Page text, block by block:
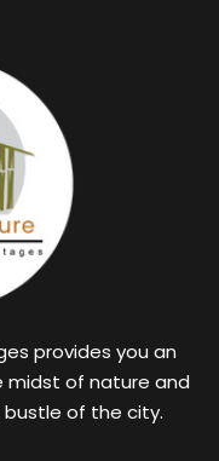
provides you an
of nature and
of the city.